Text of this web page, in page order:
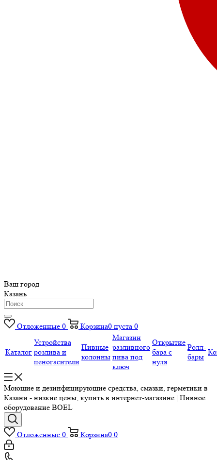
Ваш город
Казань
Отложенные 0 Корзина0 пуста 0
Каталог
Устройства
розлива и
пеногасители
Пивные
колонны
Магазин
разливного
пива под
ключ
Открытие
бара с
нуля
Ролл-
бары
Моющие и дезинфицирующие средства, смазки, герметики в
Казани - низкие цены, купить в интернет-магазине | Пивное
оборудование BOEL
Отложенные 0 Корзина0 0